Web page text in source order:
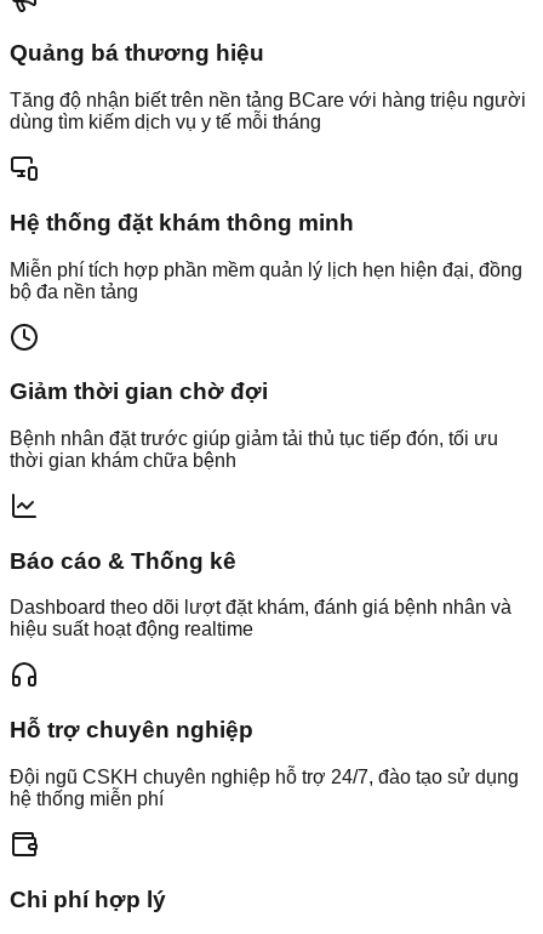
Quảng bá thương hiệu
Tăng độ nhận biết trên nền tảng BCare với hàng triệu người
dùng tìm kiếm dịch vụ y tế mỗi tháng
Hệ thống đặt khám thông minh
Miễn phí tích hợp phần mềm quản lý lịch hẹn hiện đại, đồng
bộ đa nền tảng
Giảm thời gian chờ đợi
Bệnh nhân đặt trước giúp giảm tải thủ tục tiếp đón, tối ưu
thời gian khám chữa bệnh
Báo cáo & Thống kê
Dashboard theo dõi lượt đặt khám, đánh giá bệnh nhân và
hiệu suất hoạt động realtime
Hỗ trợ chuyên nghiệp
Đội ngũ CSKH chuyên nghiệp hỗ trợ 24/7, đào tạo sử dụng
hệ thống miễn phí
Chi phí hợp lý